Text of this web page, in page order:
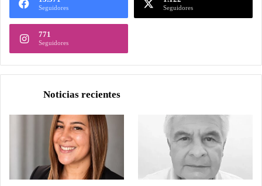
Seguidores Seguidores
771
Seguidores
Noticias recientes